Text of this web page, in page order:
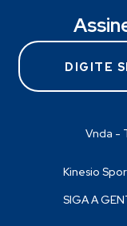
Vnda -
Kinesio
SIGA A